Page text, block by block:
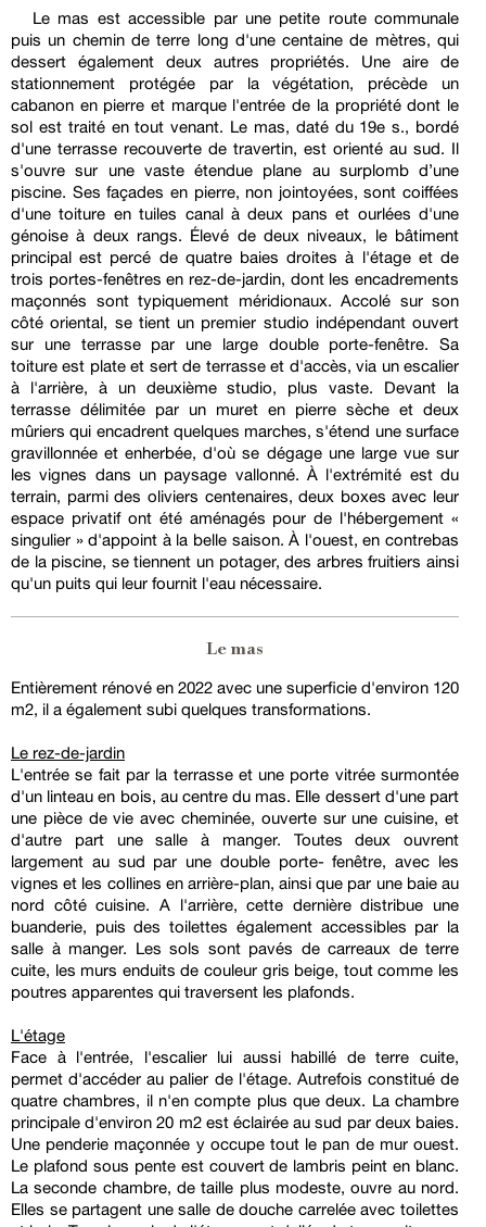
Le mas est accessible par une petite route communale
puis un chemin de terre long d'une centaine de mètres, qui
dessert également deux autres propriétés. Une aire de
stationnement protégée par la végétation, précède un
cabanon en pierre et marque l'entrée de la propriété dont le
sol est traité en tout venant. Le mas, daté du 19e s., bordé
d'une terrasse recouverte de travertin, est orienté au sud. Il
s'ouvre sur une vaste étendue plane au surplomb d’une
piscine. Ses façades en pierre, non jointoyées, sont coiffées
d'une toiture en tuiles canal à deux pans et ourlées d'une
génoise à deux rangs. Élevé de deux niveaux, le bâtiment
principal est percé de quatre baies droites à l'étage et de
trois portes-fenêtres en rez-de-jardin, dont les encadrements
maçonnés sont typiquement méridionaux. Accolé sur son
côté oriental, se tient un premier studio indépendant ouvert
sur une terrasse par une large double porte-fenêtre. Sa
toiture est plate et sert de terrasse et d'accès, via un escalier
à l'arrière, à un deuxième studio, plus vaste. Devant la
terrasse délimitée par un muret en pierre sèche et deux
mûriers qui encadrent quelques marches, s'étend une surface
gravillonnée et enherbée, d'où se dégage une large vue sur
les vignes dans un paysage vallonné. À l'extrémité est du
terrain, parmi des oliviers centenaires, deux boxes avec leur
espace privatif ont été aménagés pour de l'hébergement «
singulier » d'appoint à la belle saison. À l'ouest, en contrebas
de la piscine, se tiennent un potager, des arbres fruitiers ainsi
qu'un puits qui leur fournit l'eau nécessaire.
Le mas
Entièrement rénové en 2022 avec une superficie d'environ 120
m2, il a également subi quelques transformations.
Le rez-de-jardin
L'entrée se fait par la terrasse et une porte vitrée surmontée
d'un linteau en bois, au centre du mas. Elle dessert d'une part
une pièce de vie avec cheminée, ouverte sur une cuisine, et
d'autre part une salle à manger. Toutes deux ouvrent
largement au sud par une double porte- fenêtre, avec les
vignes et les collines en arrière-plan, ainsi que par une baie au
nord côté cuisine. A l'arrière, cette dernière distribue une
buanderie, puis des toilettes également accessibles par la
salle à manger. Les sols sont pavés de carreaux de terre
cuite, les murs enduits de couleur gris beige, tout comme les
poutres apparentes qui traversent les plafonds.
L'étage
Face à l'entrée, l'escalier lui aussi habillé de terre cuite,
permet d'accéder au palier de l'étage. Autrefois constitué de
quatre chambres, il n'en compte plus que deux. La chambre
principale d'environ 20 m2 est éclairée au sud par deux baies.
Une penderie maçonnée y occupe tout le pan de mur ouest.
Le plafond sous pente est couvert de lambris peint en blanc.
La seconde chambre, de taille plus modeste, ouvre au nord.
Elles se partagent une salle de douche carrelée avec toilettes